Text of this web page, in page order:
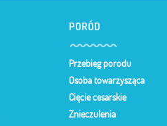
PORÓD
Przebieg porodu
Osoba towarzysząca
Cięcie cesarskie
Znieczulenia